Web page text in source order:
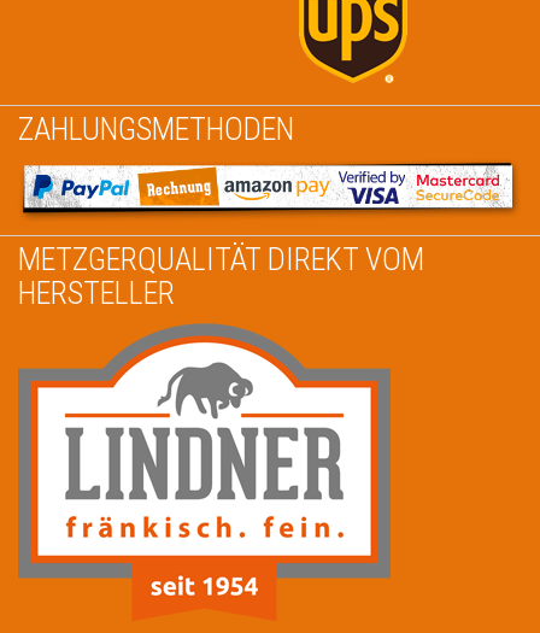
ZAHLUNGSMETHODEN
METZGERQUALITÄT DIREKT VOM
HERSTELLER